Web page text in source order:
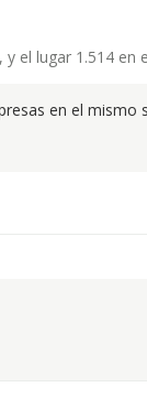
y el lugar 1.514 en
en el mismo